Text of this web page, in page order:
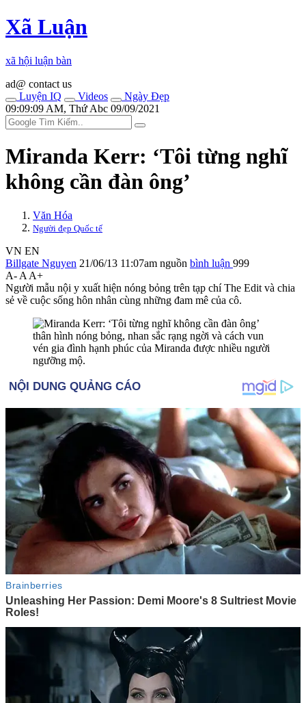
Xã Luận
xã hội luận bàn
ad@ contact us
Luyện IQ
Videos
Ngày Đẹp
09:09:09 AM, Thứ Abc 09/09/2021
Miranda Kerr: ‘Tôi từng nghĩ
không cần đàn ông’
Văn Hóa
Người đẹp Quốc tế
VN EN
Billgate Nguyen 21/06/13 11:07am nguồn bình luận 999
A- A A+
Người mẫu nội y xuất hiện nóng bỏng trên tạp chí The Edit và chia
sẻ về cuộc sống hôn nhân cùng những đam mê của cô.
thâ‌n hìn‌h nóng bỏng, nhan sắc rạng ngời và cách vun
vén gia đình hạnh phúc của Miranda được nhiều người
ngưỡng mộ.